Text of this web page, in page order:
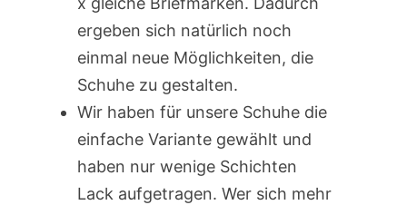
ergeben sich natürlich noch
einmal neue Möglichkeiten, die
Schuhe zu gestalten.
Wir haben für unsere Schuhe die
einfache Variante gewählt und
haben nur wenige Schichten
Lack aufgetragen. Wer sich mehr